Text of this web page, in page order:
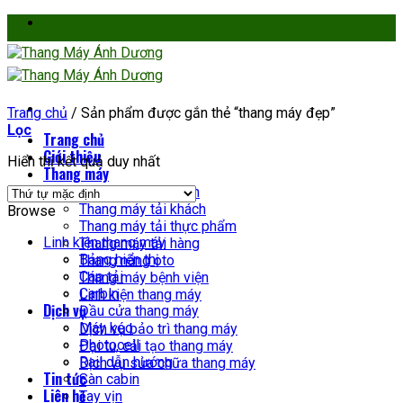
Skip
to
content
Trang chủ
Giới thiệu
Thang máy
Thang máy gia đình
Thang máy tải khách
Thang máy tải thực phẩm
Thang máy tải hàng
Thang nâng oto
Thang máy bệnh viện
Linh kiện thang máy
Dịch vụ
Dịch vụ bảo trì thang máy
Đại tu, cải tạo thang máy
Dịch vụ sửa chữa thang máy
Tin tức
Liên hệ
Trang chủ / Sản phẩm được gắn thẻ “thang máy đẹp”
Lọc
Hiển thị kết quả duy nhất
Browse
Linh kiện thang máy
Bảng hiển thị
Cáp tải
Carbin
Đầu cửa thang máy
Máy kéo
Photocell
Rail dẫn hướng
Sàn cabin
Tay vịn